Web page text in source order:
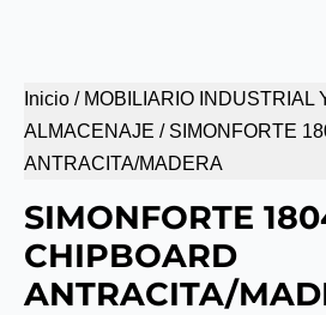
Inicio / MOBILIARIO INDUSTRIAL
ALMACENAJE / SIMONFORTE
ANTRACITA/MADERA
SIMONFORTE
CHIPBOARD
ANTRACITA/